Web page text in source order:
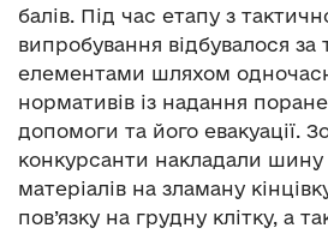
балів. Під час етапу з
випробування відбувалося за
елементами шляхом
нормативів із надання
допомоги та його евакуації.
конкурсанти накладали шину
матеріалів на зламану
пов’язку на грудну клітку, а